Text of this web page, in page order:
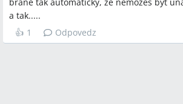
a tak.....
👍 1 Odpovedz